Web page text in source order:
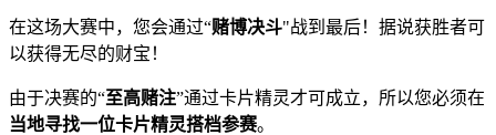
在这场大赛中，您会通过“赌博决斗"战到最后！据说获胜者可
以获得无尽的财宝！
由于决赛的“至高赌注”通过卡片精灵才可成立，所以您必须在
当地寻找一位卡片精灵搭档参赛。